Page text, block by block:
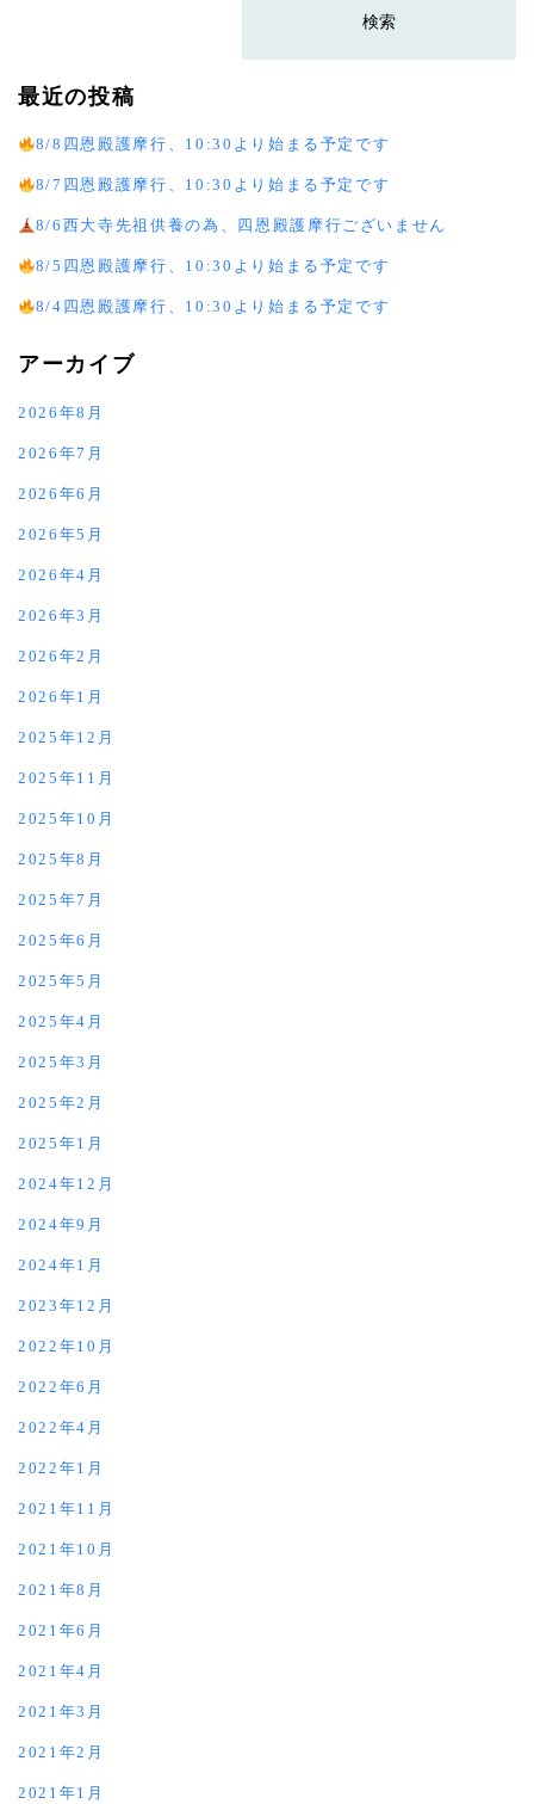
最近の投稿
8/8四恩殿護摩行、10:30より始まる予定です
8/7四恩殿護摩行、10:30より始まる予定です
8/6西大寺先祖供養の為、四恩殿護摩行ございません
8/5四恩殿護摩行、10:30より始まる予定です
8/4四恩殿護摩行、10:30より始まる予定です
アーカイブ
2026年8月
2026年7月
2026年6月
2026年5月
2026年4月
2026年3月
2026年2月
2026年1月
2025年12月
2025年11月
2025年10月
2025年8月
2025年7月
2025年6月
2025年5月
2025年4月
2025年3月
2025年2月
2025年1月
2024年12月
2024年9月
2024年1月
2023年12月
2022年10月
2022年6月
2022年4月
2022年1月
2021年11月
2021年10月
2021年8月
2021年6月
2021年4月
2021年3月
2021年2月
2021年1月